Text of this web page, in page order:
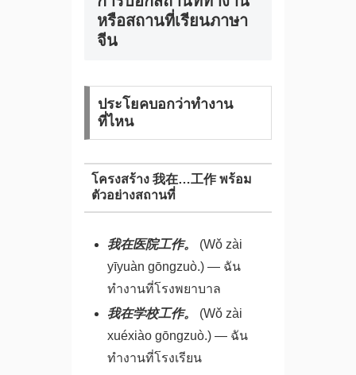
หรือสถานที่เรียนภาษา
จีน
ประโยคบอกว่าทำงาน
ที่ไหน
โครงสร้าง 我在…工作 พร้อม
ตัวอย่างสถานที่
我在医院工作。
(Wǒ zài
yīyuàn gōngzuò.) — ฉัน
ทำงานที่โรงพยาบาล
我在学校工作。
(Wǒ zài
xuéxiào gōngzuò.) — ฉัน
ทำงานที่โรงเรียน